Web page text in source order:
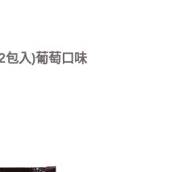
包入)葡萄口味